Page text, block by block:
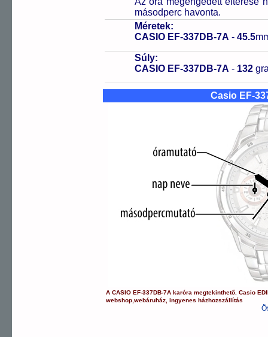
másodperc havonta.
Méretek:
CASIO EF-337DB-7A - 45.5
Súly:
CASIO EF-337DB-7A - 132
Casio EF-
ACASIO EF-337DB-7A karóra megtekinthető.Casio
webshop ,webáruház ,ingyenes házhozszállítás